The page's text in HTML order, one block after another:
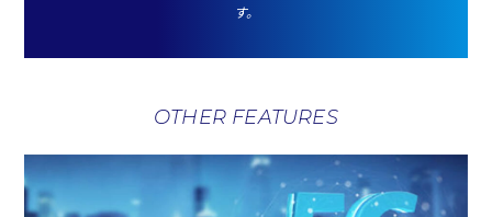
す。
OTHER FEATURES